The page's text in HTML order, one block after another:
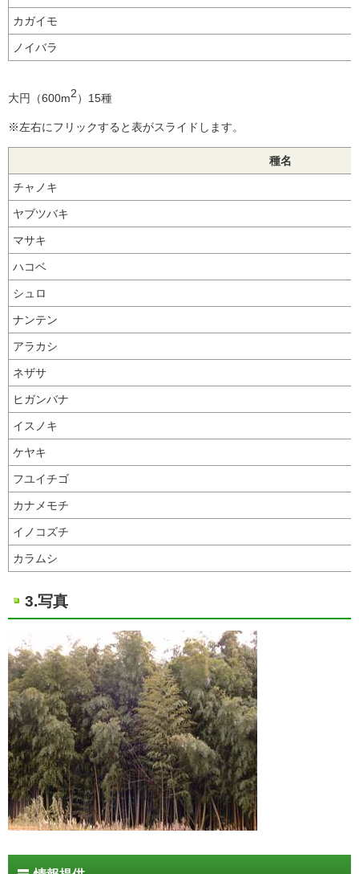
カガイモ
ノイバラ
大円（600m2）15種
※左右にフリックすると表がスライドします。
種名
チャノキ
ヤブツバキ
マサキ
ハコベ
シュロ
ナンテン
アラカシ
ネザサ
ヒガンバナ
イスノキ
ケヤキ
フユイチゴ
カナメモチ
イノコズチ
カラムシ
3.写真